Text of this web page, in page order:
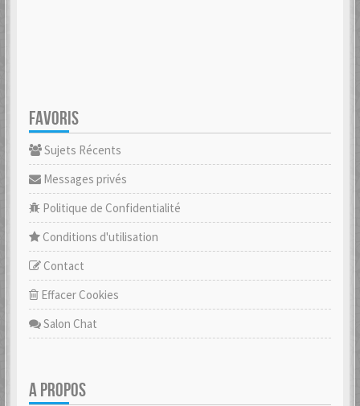
FAVORIS
Sujets Récents
Messages privés
Politique de Confidentialité
Conditions d'utilisation
Contact
Effacer Cookies
Salon Chat
A PROPOS